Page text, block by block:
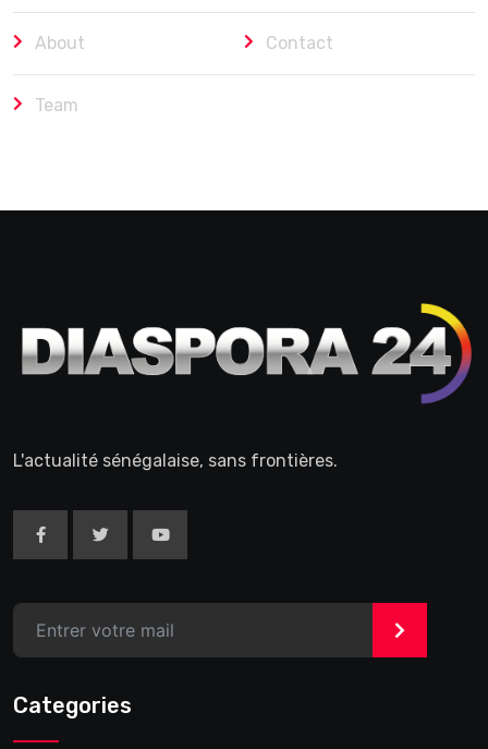
About Contact
Team
L'actualité sénégalaise, sans frontières.
>
Categories